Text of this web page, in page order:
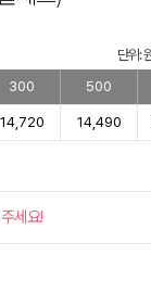
단위:
300 500
14,720 14,490
세요!